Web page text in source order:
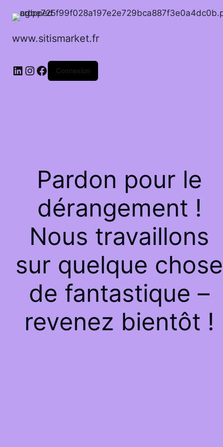
www.sitismarket.fr
LinkedIn
Instagram
Facebook
Connexion
Pardon pour le
dérangement !
Nous travaillons
sur quelque chose
de fantastique –
revenez bientôt !